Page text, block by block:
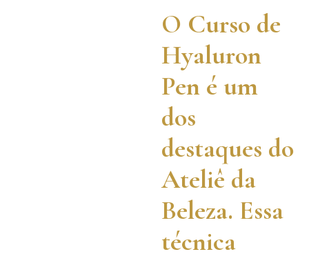
O Curso de
Hyaluron
Pen é um
dos
destaques do
Ateliê da
Beleza. Essa
técnica